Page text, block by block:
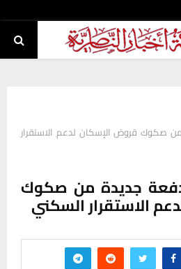
صكوك قروض الإسكان لدعم الاستقرار
جديدة من صكوك
الاستقرار السكني